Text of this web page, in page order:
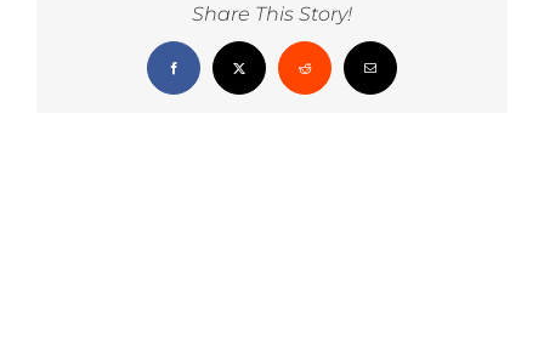
Share This Story!
Facebook
X RedditEmail